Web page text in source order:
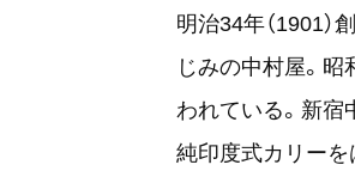
明治34年（1901
じみの中村屋。
われている。新宿
純印度式カリー